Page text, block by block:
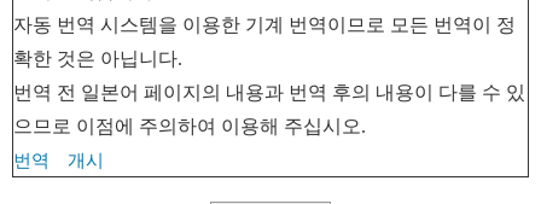
자동 번역 시스템을 이용한 기계 번역이므로 모든 번역이
정
확한 것은 아닙니다.
번역 전 일본어 페이지의 내용과 번역 후의 내용이 다를 수 있
으므로 이점에 주의하여 이용해 주십시오.
번역 개시